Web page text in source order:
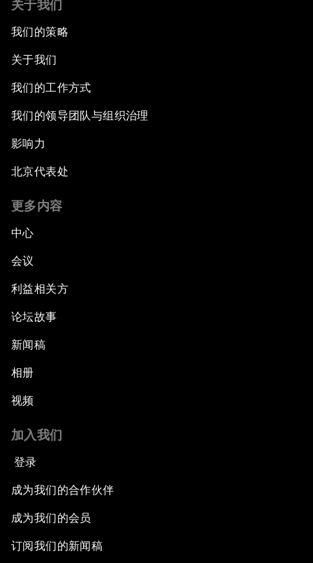
关于我们
我们的策略
关于我们
我们的工作方式
我们的领导团队与组织治理
影响力
北京代表处
更多内容
中心
会议
利益相关方
论坛故事
新闻稿
相册
视频
加入我们
登录
成为我们的合作伙伴
成为我们的会员
订阅我们的新闻稿